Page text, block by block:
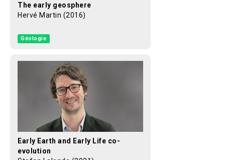
The early geosphere
Hervé Martin (2016)
Géologie
Early Earth and Early Life co-
evolution